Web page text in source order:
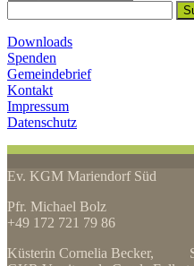
nach:
Downloads
Spenden
Gemeindebrief
Kontakt
Impressum
Datenschutz
Ev. KGM Mariendorf Süd
Pfr. Michael Bolz
+49 172 721 79 86
Küsterin Cornelia Becker,